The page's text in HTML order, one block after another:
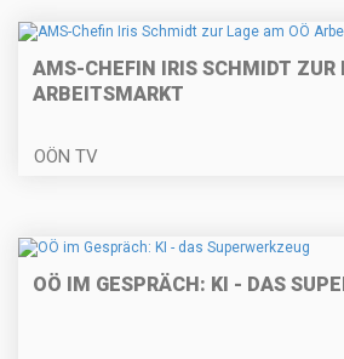
AMS-CHEFIN IRIS SCHMIDT ZUR
ARBEITSMARKT
OÖN TV
OÖ IM GESPRÄCH: KI - DAS